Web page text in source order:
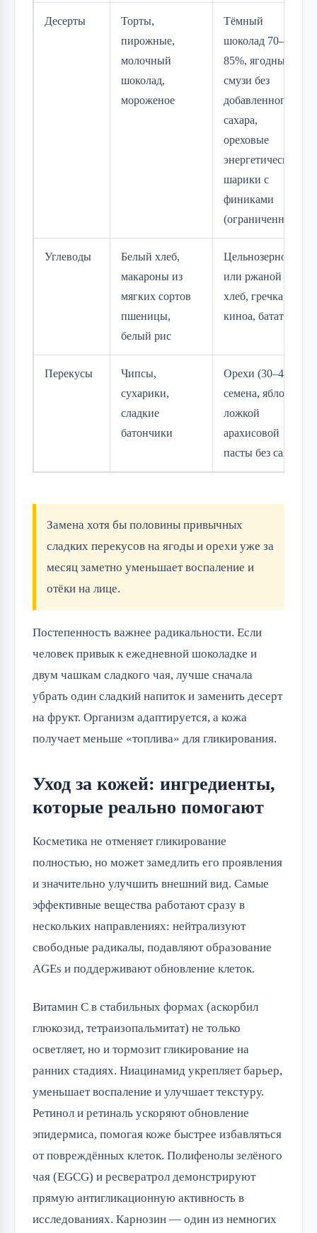
Десерты
Торты,
пирожные,
молочный
шоколад,
мороженое
Тёмный
шоколад 70–
85%, ягодные
смузи без
добавленного
сахара,
ореховые
энергетические
шарики с
финиками
(ограниченно)
Углеводы
Белый хлеб,
макароны из
мягких сортов
пшеницы,
белый рис
Цельнозерновой
или ржаной
хлеб, гречка,
киноа, батат
Перекусы
Чипсы,
сухарики,
сладкие
батончики
Орехи (30–40 г),
семена, яблоко с
ложкой
арахисовой
пасты без сахара
Замена хотя бы половины привычных
сладких перекусов на ягоды и орехи уже за
месяц заметно уменьшает воспаление и
отёки на лице.
Постепенность важнее радикальности. Если
человек привык к ежедневной шоколадке и
двум чашкам сладкого чая, лучше сначала
убрать один сладкий напиток и заменить десерт
на фрукт. Организм адаптируется, а кожа
получает меньше «топлива» для гликирования.
Уход за кожей: ингредиенты,
которые реально помогают
Косметика не отменяет гликирование
полностью, но может замедлить его проявления
и значительно улучшить внешний вид. Самые
эффективные вещества работают сразу в
нескольких направлениях: нейтрализуют
свободные радикалы, подавляют образование
AGEs и поддерживают обновление клеток.
Витамин C в стабильных формах (аскорбил
глюкозид, тетраизопальмитат) не только
осветляет, но и тормозит гликирование на
ранних стадиях. Ниацинамид укрепляет барьер,
уменьшает воспаление и улучшает текстуру.
Ретинол и ретиналь ускоряют обновление
эпидермиса, помогая коже быстрее избавляться
от повреждённых клеток. Полифенолы зелёного
чая (EGCG) и ресвератрол демонстрируют
прямую антигликационную активность в
исследованиях. Карнозин — один из немногих